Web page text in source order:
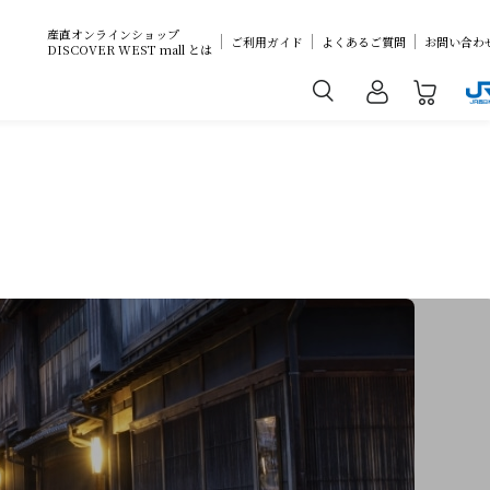
産直オンラインショップ
DISCOVER WEST mall とは
ご利用ガイド よくあるご質問 お問い合わ